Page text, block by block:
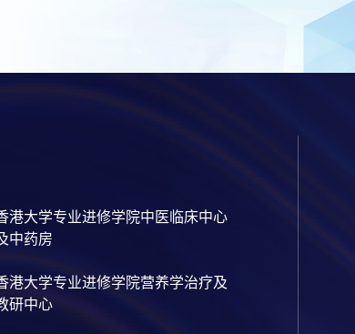
港大学专业进修学院中医临床中心
中药房
港大学专业进修学院营养学治疗及
研中心